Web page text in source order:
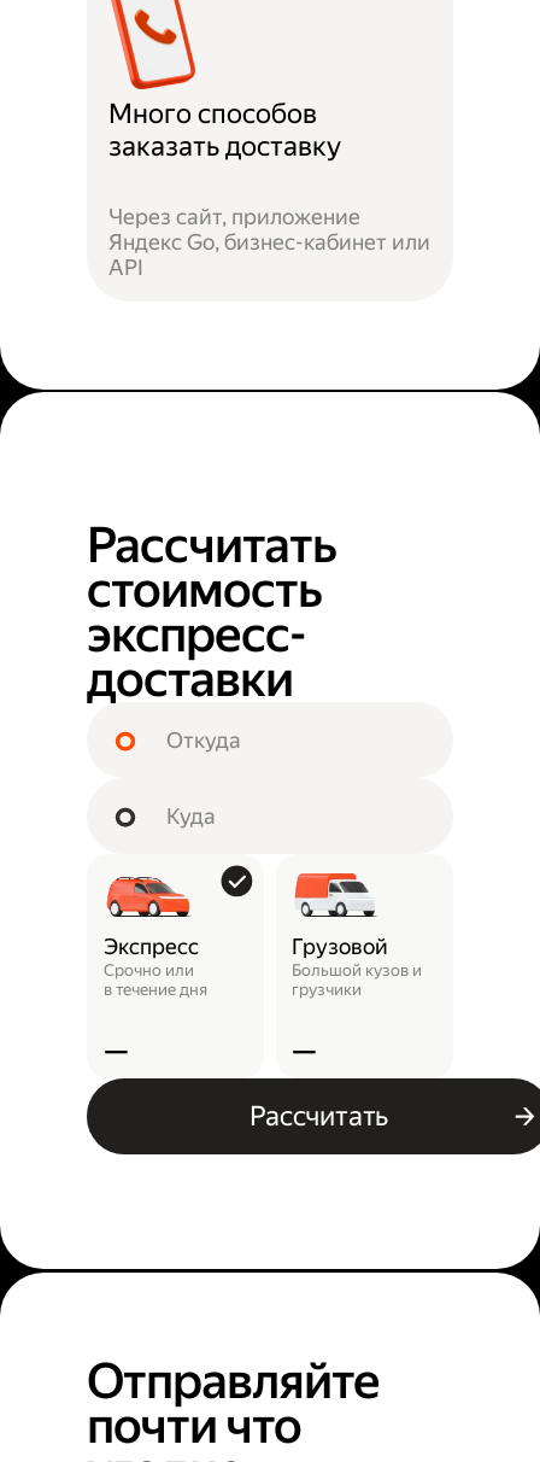
Много способов
заказать доставку
Через сайт, приложение
Яндекс Go, бизнес-кабинет или
API
Рассчитать
стоимость
экспресс-
доставки
Экспресс
Срочно или
в течение дня
—
Грузовой
Большой кузов и
грузчики
—
Рассчитать
Отправляйте
почти что